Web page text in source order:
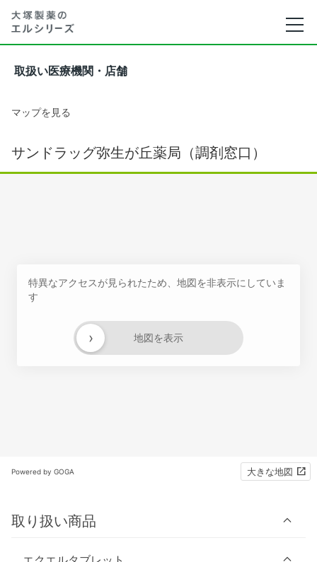
取扱い医療機関・店舗
マップを見る
サンドラッグ弥生が丘薬局（調剤窓口）
特異なアクセスが見られたため、地図を非表示にしていま
す
地図を表示
›
Powered by GOGA 大きな地図
取り扱い商品